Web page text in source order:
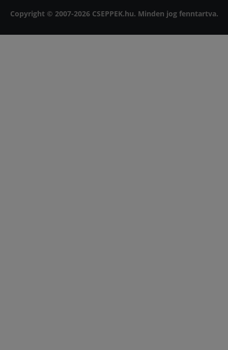
Copyright © 2007-2026 CSEPPEK.hu. Minden jog fenntartva.